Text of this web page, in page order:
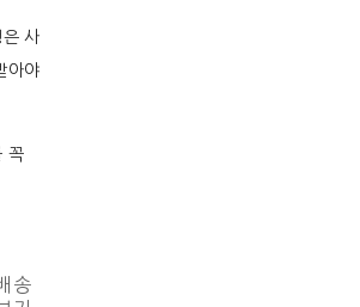
사
아야
꼭
송